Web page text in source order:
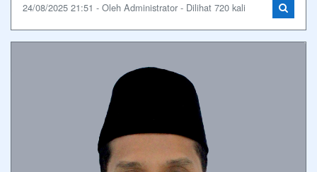
24/08/2025 21:51 - Oleh Administrator - Dilihat 720 kali